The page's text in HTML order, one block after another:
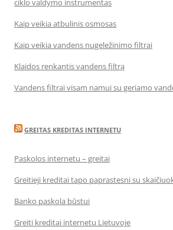
ciklo valdymo instrumentas
Kaip veikia atbulinis osmosas
Kaip veikia vandens nugeležinimo filtrai
Klaidos renkantis vandens filtrą
Vandens filtrai visam namui su geriamo
GREITAS KREDITAS INTERNETU
Paskolos internetu – greitai
Greitieji kreditai tapo paprastesni su
Banko paskola būstui
Greiti kreditai internetu Lietuvoje